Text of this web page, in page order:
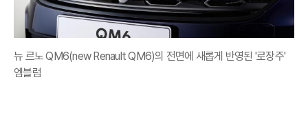
뉴 르노 QM6(new Renault QM6)의 전면에 새롭게 반영된 '로장주'
엠블럼